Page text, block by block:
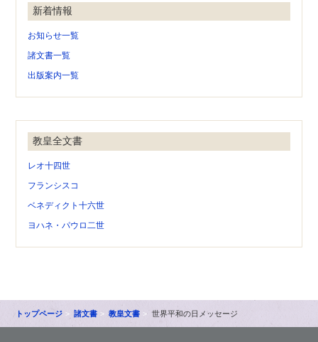
新着情報
お知らせ一覧
諸文書一覧
出版案内一覧
教皇全文書
レオ十四世
フランシスコ
ベネディクト十六世
ヨハネ・パウロ二世
トップページ 諸文書 教皇文書 世界平和の日メッセージ